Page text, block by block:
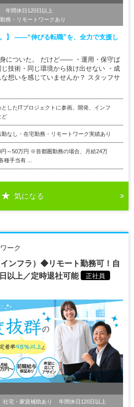
年間休日120日以上
務・リモートワークあり
。】 ――“伸びる転職”を、全力で支援し
についた。 だけど―― ・運用・保守ば
技術・同じ環境から抜け出せない ・成
想いを感じていませんか？ スタッフサ
したITプロジェクトに参画。開発、インフ
ど
勤なし・在宅勤務・リモートワーク実績あり
～50万円 ※首都圏勤務の場合、月給24万
手当有 ...
気になる
ーク
ンフラ）◆リモート勤務可！自
以上／定時退社可能
正社員
社宅・家賃補助あり
年間休日120日以上